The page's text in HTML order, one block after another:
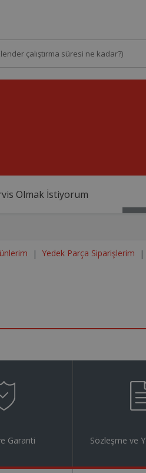
Olmak İstiyorum
Yedek Parça Siparişlerim
Garanti Sözleşme ve